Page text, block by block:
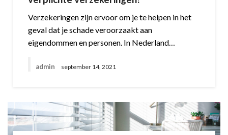
Verzekeringen zijn ervoor om je te helpen in het
geval dat je schade veroorzaakt aan
eigendommen en personen. In Nederland…
admin september 14, 2021